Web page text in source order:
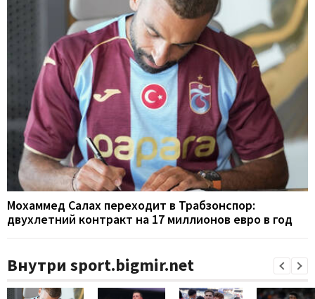
Мохаммед Салах переходит в Трабзонспор:
двухлетний контракт на 17 миллионов евро в год
Внутри sport.bigmir.net